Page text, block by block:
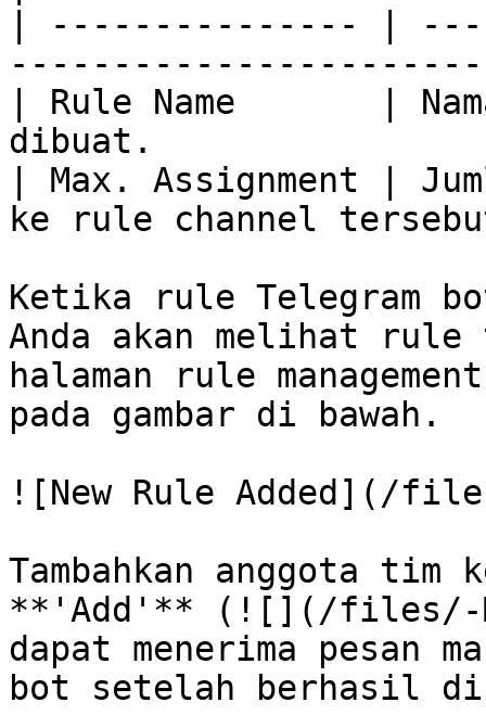
| --------------- |
| Rule Name       |
dibuat.
| Max. Assignment |
ke rule channel
Ketika rule Telegram
Anda akan melihat
halaman rule
pada gambar di bawah.
![New Rule Added](/files/
Tambahkan anggota
**'Add'** (![](/files/-
dapat menerima pesan
bot setelah berhasil